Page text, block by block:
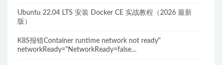
Ubuntu 22.04 LTS 安装 Docker CE 实战教程（2026 最新
版）
K8S报错Container runtime network not ready"
networkReady="NetworkReady=false